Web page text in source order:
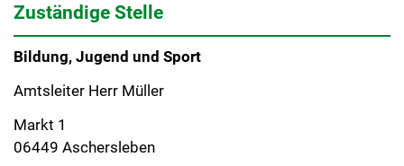
Zuständige Stelle
Bildung, Jugend und Sport
Amtsleiter Herr Müller
Markt 1
06449 Aschersleben